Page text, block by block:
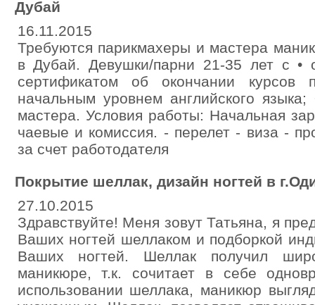
Дубай
16.11.2015
Требуются парикмахеры и мастера
в Дубай. Девушки/парни 21-35 лет с •
сертификатом об окончании
начальным уровнем английского
мастера. Условия работы: Начальная
чаевые и комиссия. - перелет - виза -
за счет работодателя
Покрытие шеллак, дизайн ногтей в
27.10.2015
Здравствуйте! Меня зовут Татьяна, я
Ваших ногтей шеллаком и подборкой
Ваших ногтей. Шеллак получил
маникюре, т.к. сочитает в себе
использовании шеллака, маникюр